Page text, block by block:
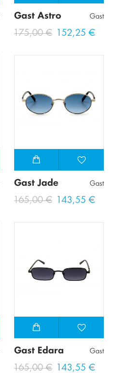
Gast Astro Gast
175,00 € 152,25 €
Gast Jade Gast
165,00 € 143,55 €
Gast Edara Gast
165,00 € 143,55 €